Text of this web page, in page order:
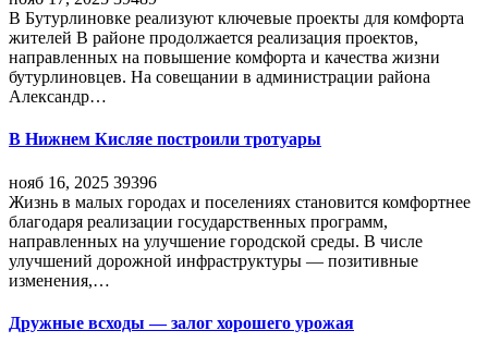
В Бутурлиновке реализуют ключевые проекты для комфорта
жителей В районе продолжается реализация проектов,
направленных на повышение комфорта и качества жизни
бутурлиновцев. На совещании в администрации района
Александр…
В Нижнем Кисляе построили тротуары
нояб 16, 2025 39396
Жизнь в малых городах и поселениях становится комфортнее
благодаря реализации государственных программ,
направленных на улучшение городской среды. В числе
улучшений дорожной инфраструктуры — позитивные
изменения,…
Дружные всходы — залог хорошего урожая